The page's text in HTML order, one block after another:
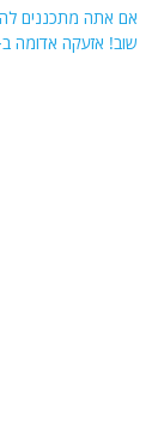
אם אתה מתכננים
שוב! אזעקה אדומה ב-35 מחוזות